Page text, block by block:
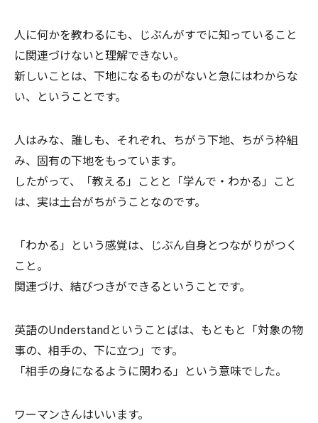
人に何かを教わるにも、じぶんがすでに知っていること
に関連づけないと理解できない。
新しいことは、下地になるものがないと急にはわからな
い、ということです。
人はみな、誰しも、それぞれ、ちがう下地、ちがう枠組
み、固有の下地をもっています。
したがって、「教える」ことと「学んで・わかる」こと
は、実は土台がちがうことなのです。
「わかる」という感覚は、じぶん自身とつながりがつく
こと。
関連づけ、結びつきができるということです。
英語のUnderstandということばは、もともと「対象の物
事の、相手の、下に立つ」です。
「相手の身になるように関わる」という意味でした。
ワーマンさんはいいます。